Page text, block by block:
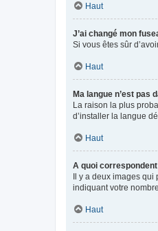
Haut
J’ai changé mon
Si vous êtes sûr
Haut
Ma langue n’est pas
La raison la plus
d’installer la langue
Haut
A quoi
Il y a deux images qui
indiquant votre
Haut